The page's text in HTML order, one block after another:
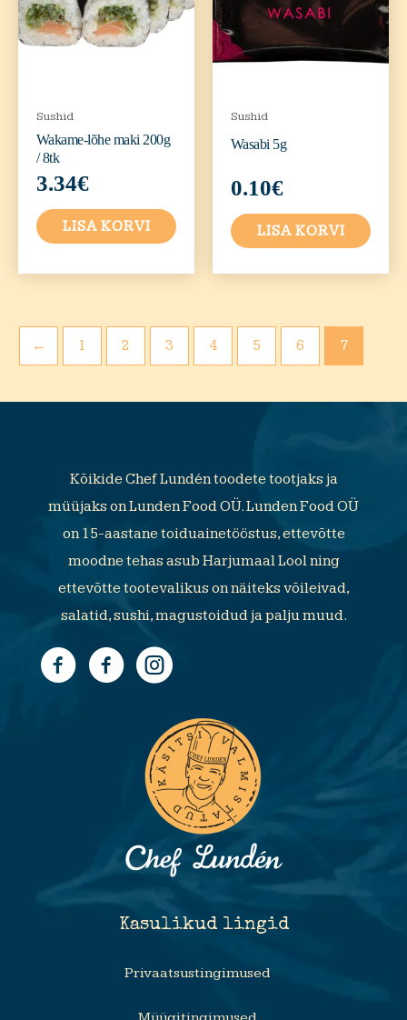
Sushid
Wakame-lõhe maki 200g
/ 8tk
3.34€
LISA KORVI
Sushid
Wasabi 5g
0.10€
LISA KORVI
← 1 2 3 4 5 6 7
Kõikide Chef Lundén toodete tootjaks ja
müüjaks on Lunden Food OÜ. Lunden Food OÜ
on 15-aastane toiduainetööstus, ettevõtte
moodne tehas asub Harjumaal Lool ning
ettevõtte tootevalikus on näiteks võileivad,
salatid, sushi, magustoidud ja palju muud.
Kasulikud lingid
Privaatsustingimused